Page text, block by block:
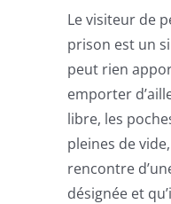
Le visiteur de
prison est un
peut rien
emporter
libre, les
pleines de
rencontre
désignée et